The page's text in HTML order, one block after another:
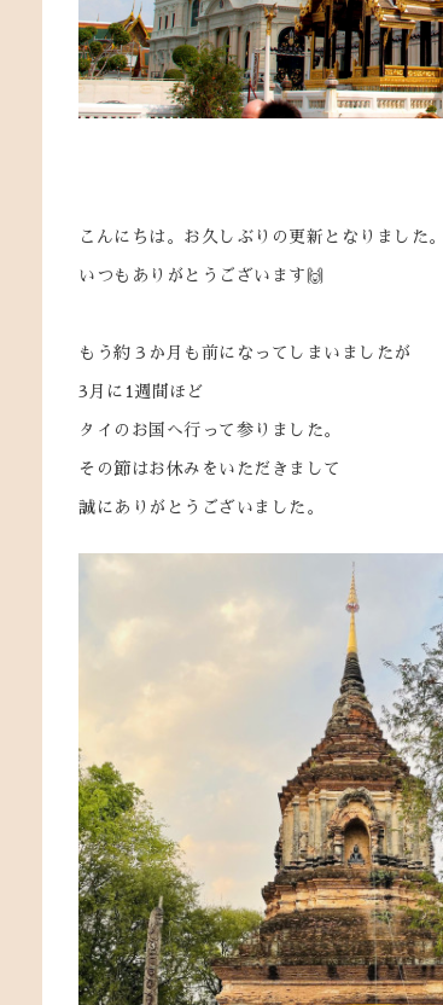
こんにちは。お久しぶりの更新となりました。
いつもありがとうございます🙌
もう約３か月も前になってしまいましたが
3月に1週間ほど
タイのお国へ行って参りました。
その節はお休みをいただきまして
誠にありがとうございました。